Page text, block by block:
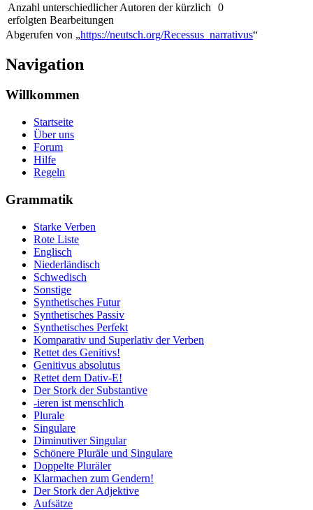
Anzahl unterschiedlicher Autoren der kürzlich
erfolgten Bearbeitungen
0
Abgerufen von „https://neutsch.org/Recessus_narrativus“
Navigation
Willkommen
Startseite
Über uns
Forum
Hilfe
Regeln
Grammatik
Starke Verben
Rote Liste
Englisch
Niederländisch
Schwedisch
Sonstige
Synthetisches Futur
Synthetisches Passiv
Synthetisches Perfekt
Komparativ und Superlativ der Verben
Rettet des Genitivs!
Genitivus absolutus
Rettet dem Dativ-E!
Der Stork der Substantive
-ieren ist menschlich
Plurale
Singulare
Diminutiver Singular
Schönere Pluräle und Singulare
Doppelte Pluräler
Klarmachen zum Gendern!
Der Stork der Adjektive
Aufsätze